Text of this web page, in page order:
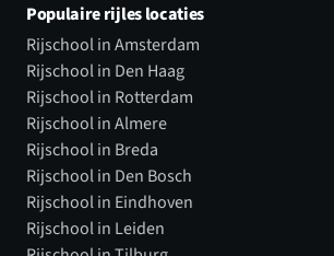
Populaire rijles locaties
Rijschool in Amsterdam
Rijschool in Den Haag
Rijschool in Rotterdam
Rijschool in Almere
Rijschool in Breda
Rijschool in Den Bosch
Rijschool in Eindhoven
Rijschool in Leiden